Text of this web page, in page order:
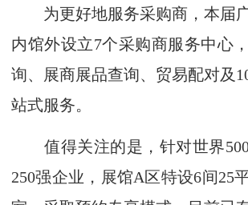
为更好地服务采购商，本届
内馆外设立7个采购商服务中心
询、展商展品查询、贸易配对及
站式服务。
值得关注的是，针对世界500
250强企业，展馆A区特设6间25